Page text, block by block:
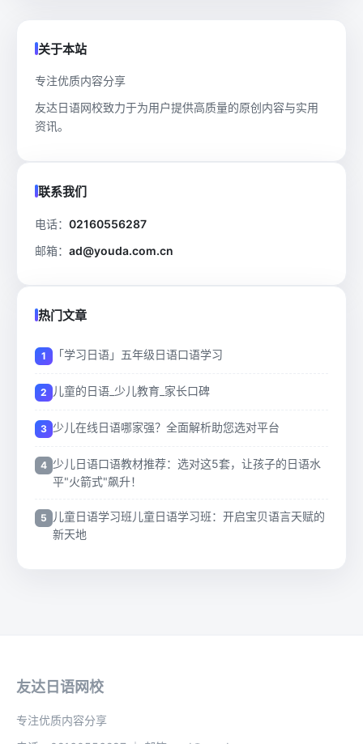
关于本站
专注优质内容分享
友达日语网校致力于为用户提供高质量的原创内容与实用
资讯。
联系我们
电话： 02160556287
邮箱： ad@youda.com.cn
热门文章
「学习日语」五年级日语口语学习
儿童的日语_少儿教育_家长口碑
少儿在线日语哪家强？全面解析助您选对平台
少儿日语口语教材推荐：选对这5套，让孩子的日语水
平"火箭式"飙升！
儿童日语学习班儿童日语学习班：开启宝贝语言天赋的
新天地
友达日语网校
专注优质内容分享